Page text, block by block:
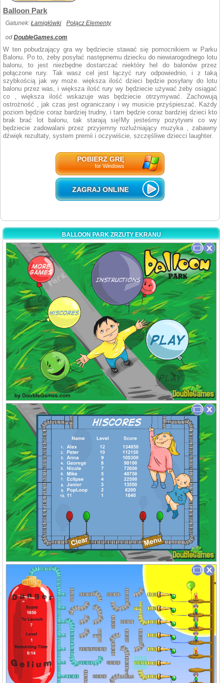
Balloon Park
Gatunek: Łamigłówki Połącz Elementy
od DoubleGames.com
W ten pobudzający gra wy będziecie stawać się pomocnikiem w Parku
Balonu. Po to, żeby posyłać następnemu dziecku do niewiarogodnego lotu
balonu, to jest niezbędne dostarczać niektóry hel do balonów przez
połączone rury. Tak wasz cel jest łączyć rury odpowiednio, i z taką
szybkością jak wy może. większa ilość dzieci będzie posyłany do lotu
balonu przez was, i większa ilość rury wy będziecie używać żeby osiągać
co , większa ilość wskazuje was będziecie otrzymywać. Zachowują
ostrożność , jak czas jest ograniczany i wy musicie przyśpieszać. Każdy
poziom będzie coraz bardziej trudny, i tam będzie coraz bardziej dzieci kto
brak brać lot balonu, tak starają się!My jesteśmy pozytywni co wy
będziecie zadowalani przez przyjemny rozluźniający muzyka , zabawny
dźwięk rezultaty, system premii i oczywiście, szczęśliwe dziecci laughter.
POBIERZ GRĘ
for Windows
ZAGRAJ ONLINE
BALLOON PARK ZRZUTY EKRANU